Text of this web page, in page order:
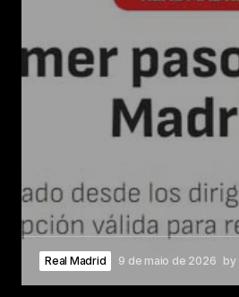
Real Madrid 9 de maio de 2026 by